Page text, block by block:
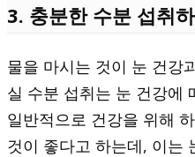
3. 충분한 수분 섭취
물을 마시는 것이 눈 건강
실 수분 섭취는 눈 건강에
일반적으로 건강을 위해
것이 좋다고 하는데, 이는